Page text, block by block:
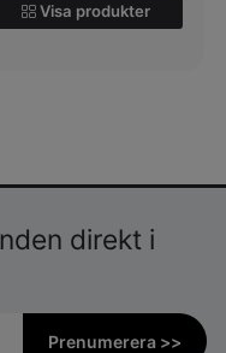
Visa produkter
direkt i
Prenumerera >>